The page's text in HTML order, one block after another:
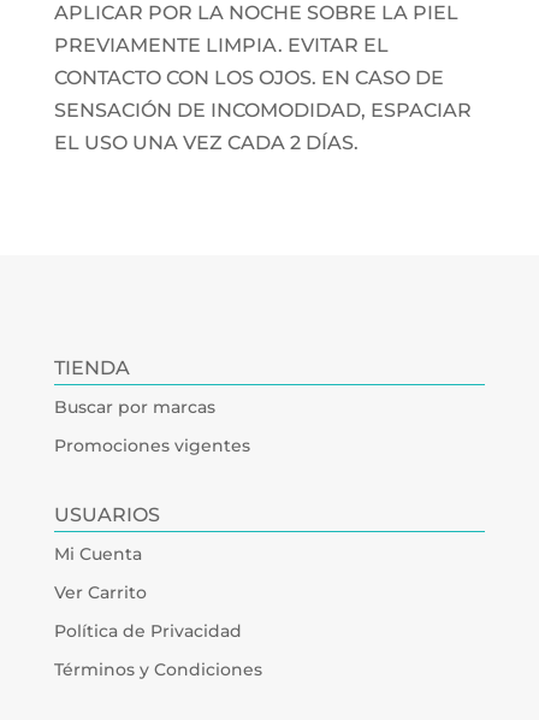
APLICAR POR LA NOCHE SOBRE LA PIEL
PREVIAMENTE LIMPIA. EVITAR EL
CONTACTO CON LOS OJOS. EN CASO DE
SENSACIÓN DE INCOMODIDAD, ESPACIAR
EL USO UNA VEZ CADA 2 DÍAS.
TIENDA
Buscar por marcas
Promociones vigentes
USUARIOS
Mi Cuenta
Ver Carrito
Política de Privacidad
Términos y Condiciones